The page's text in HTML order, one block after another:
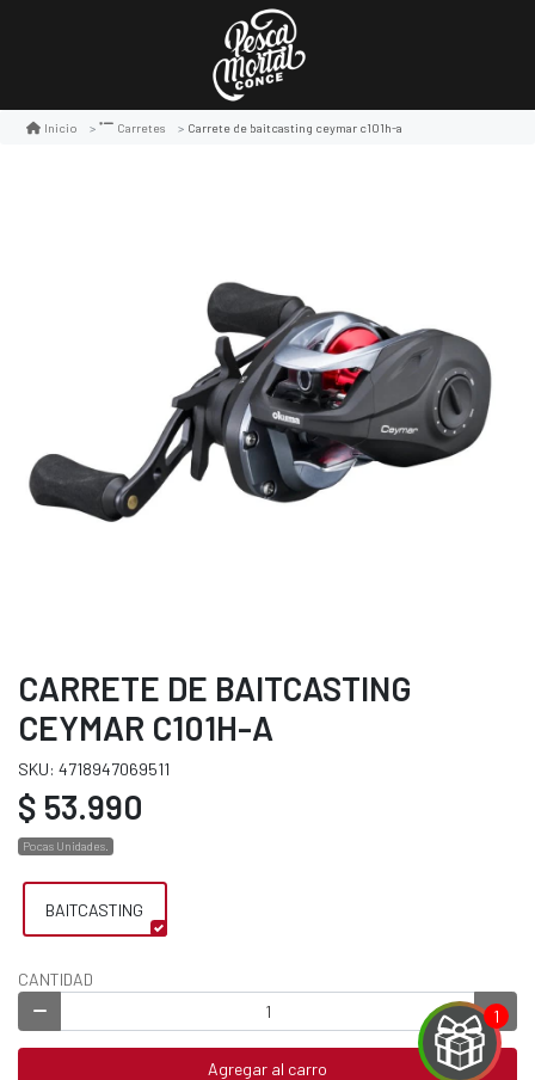
Inicio Carretes Carrete de baitcasting ceymar c101h-a
CARRETE DE BAITCASTING
CEYMAR C101H-A
SKU: 4718947069511
$ 53.990
Pocas Unidades.
BAITCASTING
CANTIDAD
Agregar al carro